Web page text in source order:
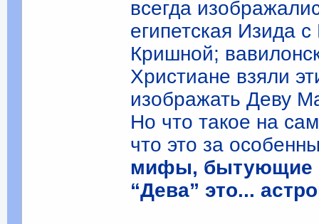
всегда
египетская Изида
Кришной;
Христиане взяли
изображать Деву
Но что такое на
что это за
мифы, бытующие
“Дева” это...